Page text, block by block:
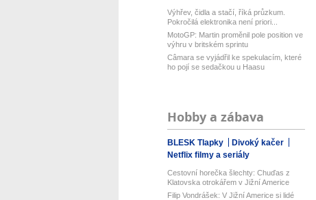
Výhřev, čidla a stačí, říká průzkum.
Pokročilá elektronika není priori...
MotoGP: Martin proměnil pole position ve
výhru v britském sprintu
Câmara se vyjádřil ke spekulacím, které
ho pojí se sedačkou u Haasu
Hobby a zábava
BLESK Tlapky
Divoký kačer
Netflix filmy a seriály
Cestovní horečka šlechty: Chuďas z
Klatovska otrokářem v Jižní Americe
Filip Vondrášek: V Jižní Americe si lidé